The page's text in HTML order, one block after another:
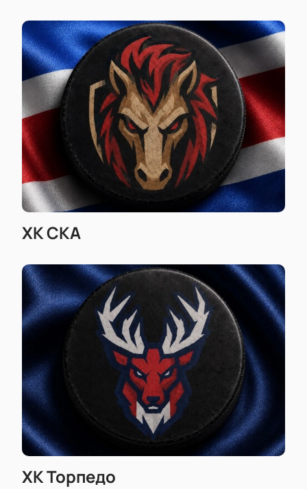
Специальные предложения компаниям
Возможность заказа билетов по телефону
Актуальная цена указана при покупке
Купить билеты
на ближайшие матчи можно
заранее — это лучший способ для настоящих
поклонников хоккея не пропустить игру любимых
команд и узнать точное время начала встречи.
ХК СКА
ХК Торпедо